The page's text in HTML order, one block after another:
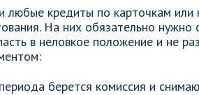
любые кредиты по карточкам или
На них обязательно
в неловкое положение и не
берется комиссия и